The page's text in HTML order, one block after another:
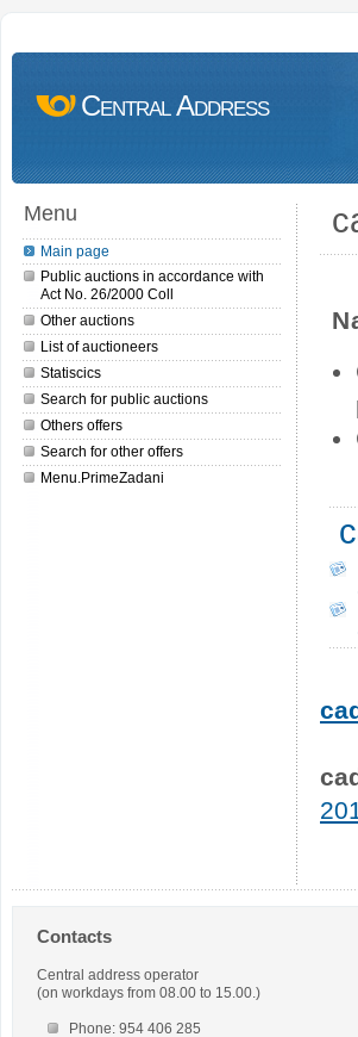
Central Address
Menu
Main page
Public auctions in accordance with
Act No. 26/2000 Coll
Other auctions
List of auctioneers
Statiscics
Search for public auctions
Others offers
Search for other offers
Menu.PrimeZadani
Contacts
Central address operator
(on workdays from 08.00 to 15.00.)
Phone: 954 406 285